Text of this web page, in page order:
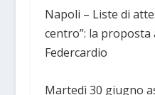
Napoli – Liste di
centro”: la proposta
Federcardio
Martedì 30 giugno